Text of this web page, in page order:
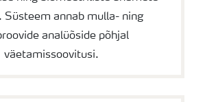
Süsteem annab mulla- ning
analüõside põhjal
väetamissoovitusi.